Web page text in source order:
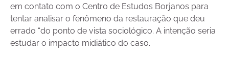
em contato com o Centro de Estudos Borjanos para
tentar analisar o fenômeno da restauração que deu
errado “do ponto de vista sociológico. A intenção seria
estudar o impacto midiático do caso.